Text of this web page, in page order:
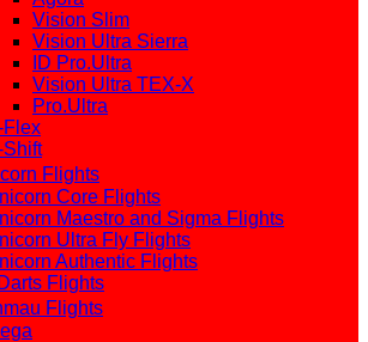
Vision Slim
Vision Ultra Sierra
ID Pro.Ultra
Vision Ultra TEX-X
Pro.Ultra
Flex
Shift
Flights
Core Flights
Maestro and Sigma Flights
Ultra Fly Flights
Authentic Flights
Flights
Flights